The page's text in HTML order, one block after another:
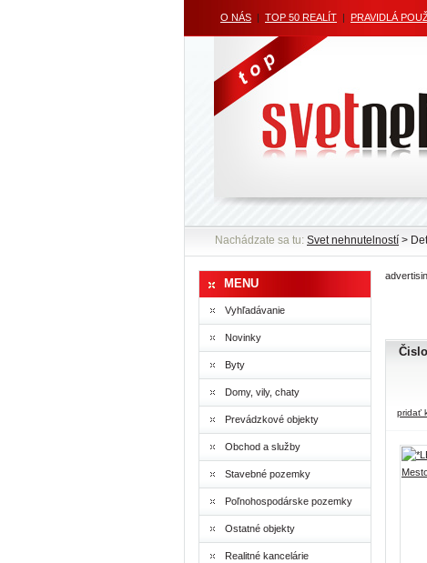
O NÁS | TOP 50 REALÍT | PRAVIDLÁ
Nachádzate sa tu: Svet nehnutelností >
MENU
Vyhľadávanie
Novinky
Byty
Domy, vily, chaty
Prevádzkové objekty
Obchod a služby
Stavebné pozemky
Poľnohospodárske pozemky
Ostatné objekty
Realitné kancelárie
pridať